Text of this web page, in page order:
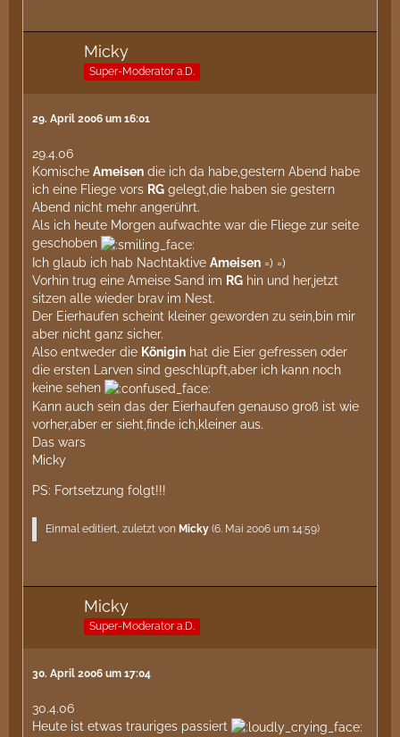
Micky
Super-Moderator a.D.
29. April 2006 um 16:01
29.4.06
Komische Ameisen die ich da habe,gestern Abend habe
ich eine Fliege vors RG gelegt,die haben sie gestern
Abend nicht mehr angerührt.
Als ich heute Morgen aufwachte war die Fliege zur seite
geschoben
Ich glaub ich hab Nachtaktive Ameisen =) =)
Vorhin trug eine Ameise Sand im RG hin und her,jetzt
sitzen alle wieder brav im Nest.
Der Eierhaufen scheint kleiner geworden zu sein,bin mir
aber nicht ganz sicher.
Also entweder die Königin hat die Eier gefressen oder
die ersten Larven sind geschlüpft,aber ich kann noch
keine sehen
Kann auch sein das der Eierhaufen genauso groß ist wie
vorher,aber er sieht,finde ich,kleiner aus.
Das wars
Micky
PS: Fortsetzung folgt!!!
Einmal editiert, zuletzt von Micky (6. Mai 2006 um 14:59)
Micky
Super-Moderator a.D.
30. April 2006 um 17:04
30.4.06
Heute ist etwas trauriges passiert